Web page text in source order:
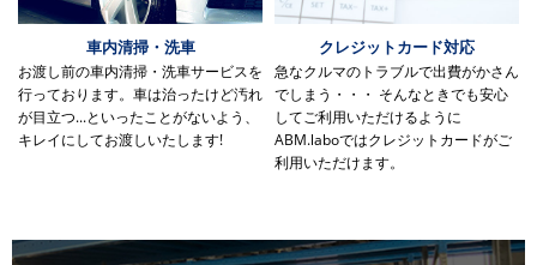
車内清掃・洗車
お渡し前の車内清掃・洗車サービスを
行っております。車は治ったけど汚れ
が目立つ...といったことがないよう、
キレイにしてお渡しいたします!
クレジットカード対応
急なクルマのトラブルで出費がかさん
でしまう・・・ そんなときでも安心
してご利用いただけるように
ABM.laboではクレジットカードがご
利用いただけます。